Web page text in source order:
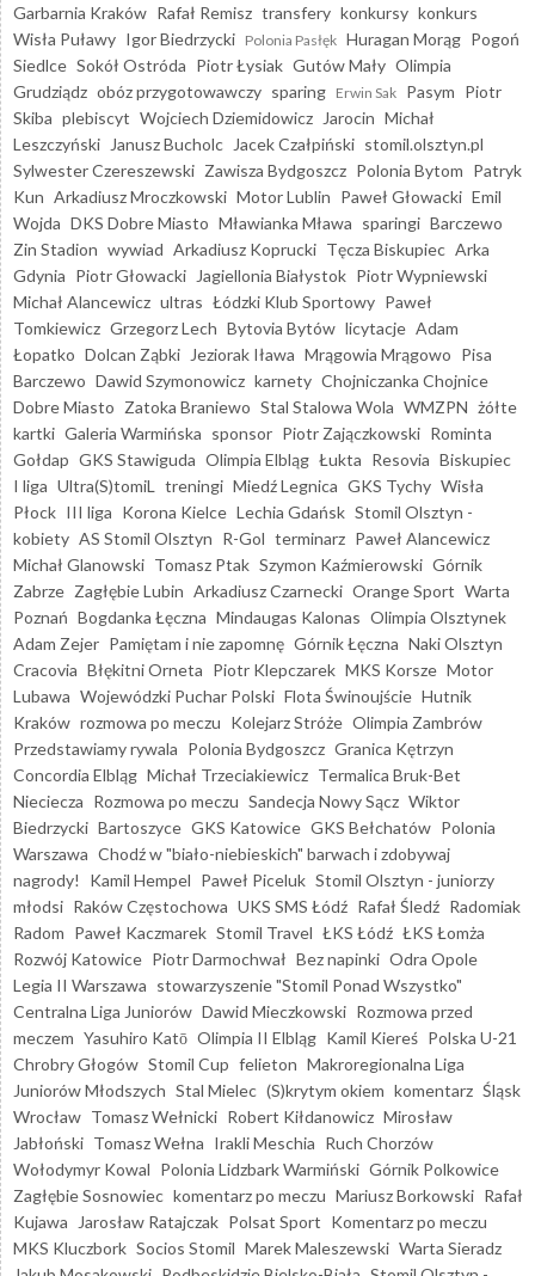
Garbarnia Kraków Rafał Remisz transfery konkursy konkurs
Wisła Puławy Igor Biedrzycki Polonia Pasłęk Huragan Morąg Pogoń
Siedlce Sokół Ostróda Piotr Łysiak Gutów Mały Olimpia
Grudziądz obóz przygotowawczy sparing Erwin Sak Pasym Piotr
Skiba plebiscyt Wojciech Dziemidowicz Jarocin Michał
Leszczyński
Janusz Bucholc Jacek Czałpiński stomil.olsztyn.pl
Sylwester Czereszewski Zawisza Bydgoszcz Polonia Bytom Patryk
Kun Arkadiusz Mroczkowski Motor Lublin Paweł Głowacki Emil
Wojda DKS Dobre Miasto Mławianka Mława sparingi Barczewo
Zin Stadion wywiad Arkadiusz Koprucki Tęcza Biskupiec Arka
Gdynia Piotr Głowacki Jagiellonia Białystok Piotr Wypniewski
Michał Alancewicz ultras Łódzki Klub Sportowy Paweł
Tomkiewicz Grzegorz Lech Bytovia Bytów licytacje Adam
Łopatko Dolcan Ząbki Jeziorak Iława Mrągowia Mrągowo Pisa
Barczewo Dawid Szymonowicz karnety Chojniczanka Chojnice
Dobre Miasto Zatoka Braniewo Stal Stalowa Wola WMZPN żółte
kartki Galeria Warmińska sponsor Piotr Zajączkowski Rominta
Gołdap GKS Stawiguda Olimpia Elbląg Łukta Resovia Biskupiec
I liga Ultra(S)tomiL treningi Miedź Legnica GKS Tychy Wisła
Płock III liga Korona Kielce Lechia Gdańsk Stomil Olsztyn -
kobiety AS Stomil Olsztyn R-Gol terminarz Paweł Alancewicz
Michał Glanowski Tomasz Ptak Szymon Kaźmierowski Górnik
Zabrze Zagłębie Lubin Arkadiusz Czarnecki Orange Sport Warta
Poznań Bogdanka Łęczna Mindaugas Kalonas Olimpia Olsztynek
Adam Zejer Pamiętam i nie zapomnę Górnik Łęczna Naki Olsztyn
Cracovia Błękitni Orneta Piotr Klepczarek MKS Korsze Motor
Lubawa Wojewódzki Puchar Polski Flota Świnoujście Hutnik
Kraków rozmowa po meczu Kolejarz Stróże Olimpia Zambrów
Przedstawiamy rywala Polonia Bydgoszcz Granica Kętrzyn
Concordia Elbląg Michał Trzeciakiewicz Termalica Bruk-Bet
Nieciecza Rozmowa po meczu Sandecja Nowy Sącz Wiktor
Biedrzycki Bartoszyce GKS Katowice GKS Bełchatów Polonia
Warszawa Chodź w "biało-niebieskich" barwach i zdobywaj
nagrody!
Kamil Hempel Paweł Piceluk Stomil Olsztyn - juniorzy
młodsi Raków Częstochowa UKS SMS Łódź Rafał Śledź Radomiak
Radom Paweł Kaczmarek Stomil Travel ŁKS Łódź ŁKS Łomża
Rozwój Katowice Piotr Darmochwał Bez napinki Odra Opole
Legia II Warszawa stowarzyszenie "Stomil Ponad Wszystko"
Centralna Liga Juniorów Dawid Mieczkowski Rozmowa przed
meczem Yasuhiro Katō Olimpia II Elbląg Kamil Kiereś Polska U-21
Chrobry Głogów Stomil Cup felieton Makroregionalna Liga
Juniorów Młodszych Stal Mielec (S)krytym okiem komentarz Śląsk
Wrocław Tomasz Wełnicki Robert Kiłdanowicz Mirosław
Jabłoński Tomasz Wełna Irakli Meschia Ruch Chorzów
Wołodymyr Kowal Polonia Lidzbark Warmiński Górnik Polkowice
Zagłębie Sosnowiec komentarz po meczu Mariusz Borkowski Rafał
Kujawa
Jarosław Ratajczak Polsat Sport Komentarz po meczu
MKS Kluczbork Socios Stomil Marek Maleszewski Warta Sieradz